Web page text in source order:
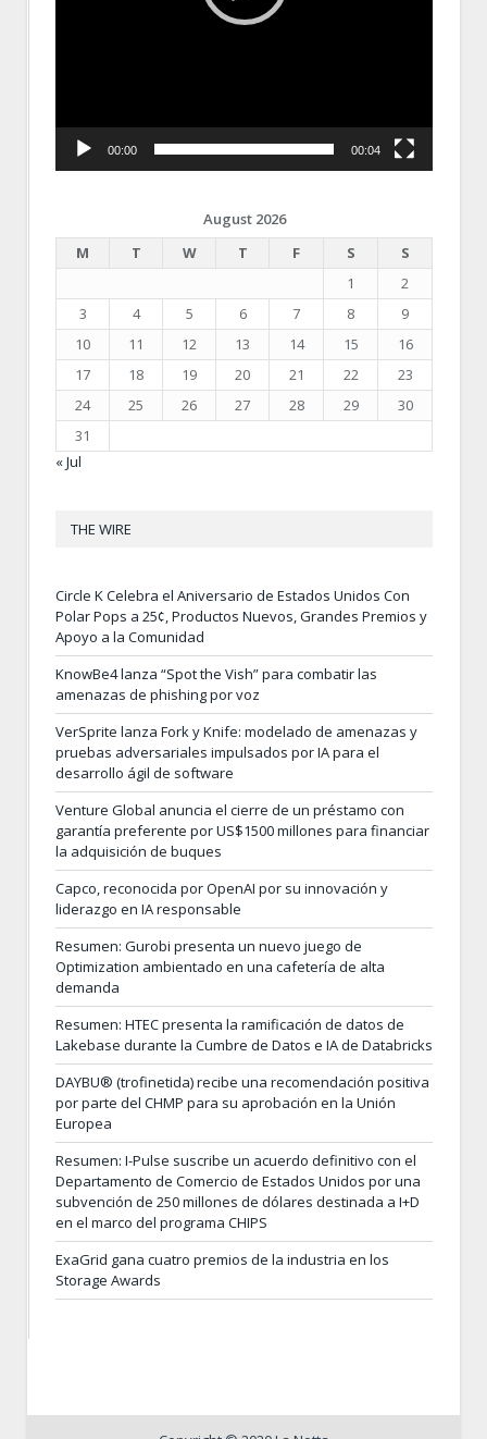
00:00 00:04
August 2026
M
T W T F S
S
1
2
3
4 5 6 7 8
9
10
11 12 13 14 15
16
17
18 19 20 21 22
23
24
25 26 27 28 29
30
31
« Jul
THE WIRE
Circle K Celebra el Aniversario de Estados Unidos Con
Polar Pops a 25¢, Productos Nuevos, Grandes Premios y
Apoyo a la Comunidad
KnowBe4 lanza “Spot the Vish” para combatir las
amenazas de phishing por voz
VerSprite lanza Fork y Knife: modelado de amenazas y
pruebas adversariales impulsados por IA para el
desarrollo ágil de software
Venture Global anuncia el cierre de un préstamo con
garantía preferente por US$1500 millones para financiar
la adquisición de buques
Capco, reconocida por OpenAI por su innovación y
liderazgo en IA responsable
Resumen: Gurobi presenta un nuevo juego de
Optimization ambientado en una cafetería de alta
demanda
Resumen: HTEC presenta la ramificación de datos de
Lakebase durante la Cumbre de Datos e IA de Databricks
DAYBU® (trofinetida) recibe una recomendación positiva
por parte del CHMP para su aprobación en la Unión
Europea
Resumen: I-Pulse suscribe un acuerdo definitivo con el
Departamento de Comercio de Estados Unidos por una
subvención de 250 millones de dólares destinada a I+D
en el marco del programa CHIPS
ExaGrid gana cuatro premios de la industria en los
Storage Awards